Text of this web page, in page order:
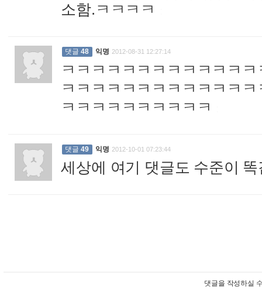
소함.ㅋㅋㅋㅋ
댓글 48 익명 2012-08-31 12:27:14
ㅋㅋㅋㅋㅋㅋㅋㅋㅋㅋㅋㅋ
ㅋㅋㅋㅋㅋㅋㅋㅋㅋㅋㅋㅋ
ㅋㅋㅋㅋㅋㅋㅋㅋㅋㅋ
댓글 49 익명 2012-10-01 07:23:44
세상에 여기 댓글도 수준이
댓글을 작성하실